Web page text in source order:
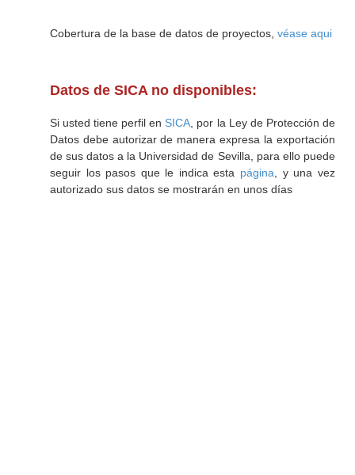
Cobertura de la base de datos de proyectos, véase aqui
Datos de SICA no disponibles:
Si usted tiene perfil en SICA , por la Ley de Protección de
Datos debe autorizar de manera expresa la exportación
de sus datos a la Universidad de Sevilla, para ello puede
seguir los pasos que le indica esta página , y una vez
autorizado sus datos se mostrarán en unos días